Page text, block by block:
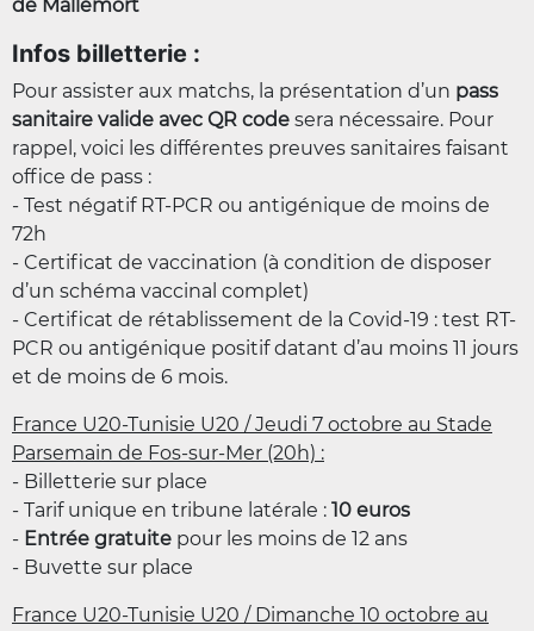
de Mallemort
Infos billetterie :
Pour assister aux matchs, la présentation d’un pass
sanitaire valide avec QR code sera nécessaire. Pour
rappel, voici les différentes preuves sanitaires faisant
office de pass :
- Test négatif RT-PCR ou antigénique de moins de
72h
- Certificat de vaccination (à condition de disposer
d’un schéma vaccinal complet)
- Certificat de rétablissement de la Covid-19 : test RT-
PCR ou antigénique positif datant d’au moins 11 jours
et de moins de 6 mois.
France U20-Tunisie U20 / Jeudi 7 octobre au Stade
Parsemain de Fos-sur-Mer (20h) :
- Billetterie sur place
- Tarif unique en tribune latérale : 10 euros
- Entrée gratuite pour les moins de 12 ans
- Buvette sur place
France U20-Tunisie U20 / Dimanche 10 octobre au